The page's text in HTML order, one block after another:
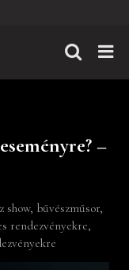
–
show, bűvészműsor,
rendezvényekre,